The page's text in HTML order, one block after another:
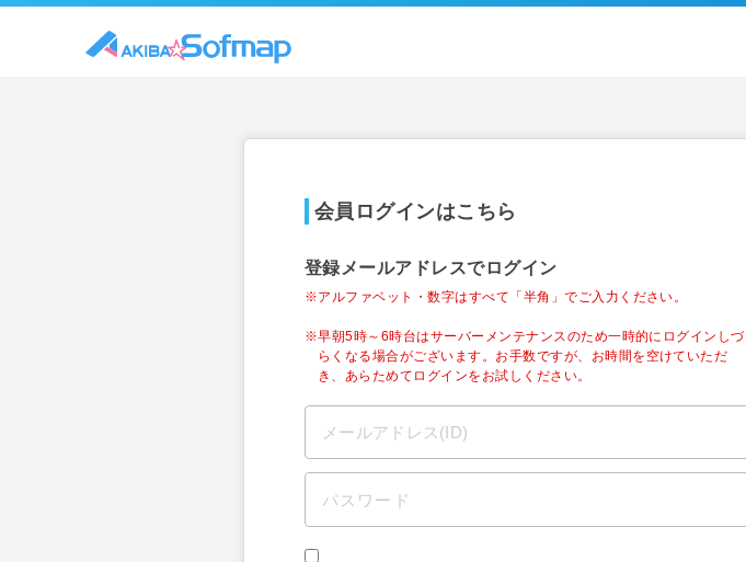
会員ログインはこちら
登録メールアドレスでログイン
※アルファベット・数字はすべて「半角」でご入力ください。
※早朝5時～6時台はサーバーメンテナンスのため一時的にログインしづ
らくなる場合がございます。お手数ですが、お時間を空けていただ
き、あらためてログインをお試しください。